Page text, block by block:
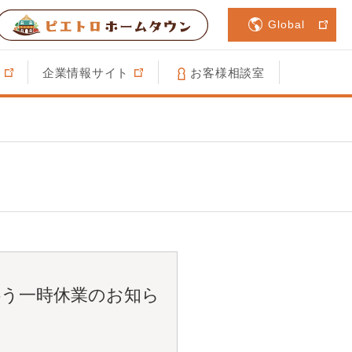
Global
企業情報サイト お客様相談室
一時休業のお知ら